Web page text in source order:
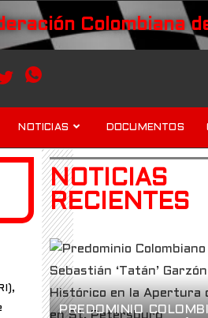
Colombiana
NOTICIAS DOCUMENTOS
NOTICIAS
RECIENTES
PREDOMINIO